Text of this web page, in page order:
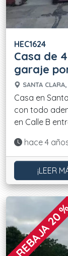
HEC1624
Casa de
garaje
SANTA
Casa en
con todo
en Calle B
hace 4
¡LEER
REBAJA